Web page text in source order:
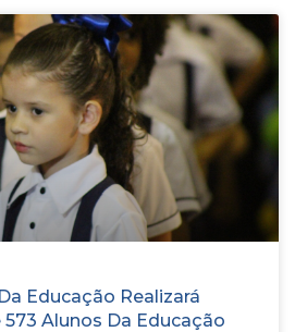
Educação Realizará
Alunos Da Educação